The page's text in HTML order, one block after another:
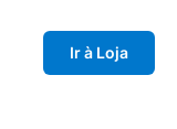
Ir à Loja